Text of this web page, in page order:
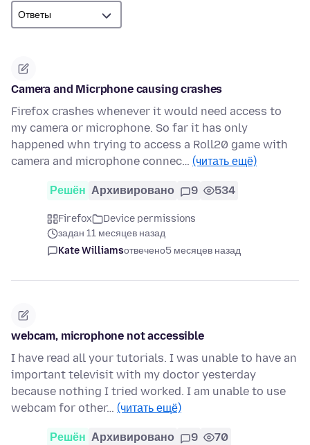
Camera and Micrphone causing crashes
Firefox crashes whenever it would need access to
my camera or microphone. So far it has only
happened whn trying to access a Roll20 game with
camera and microphone connec… (читать ещё)
Решён Архивировано 9 534
Firefox
Device permissions
задан 11 месяцев назад
Kate Williamsотвечено5 месяцев назад
webcam, microphone not accessible
I have read all your tutorials. I was unable to have an
important televisit with my doctor yesterday
because nothing I tried worked. I am unable to use
webcam for other… (читать ещё)
Решён Архивировано 9 70